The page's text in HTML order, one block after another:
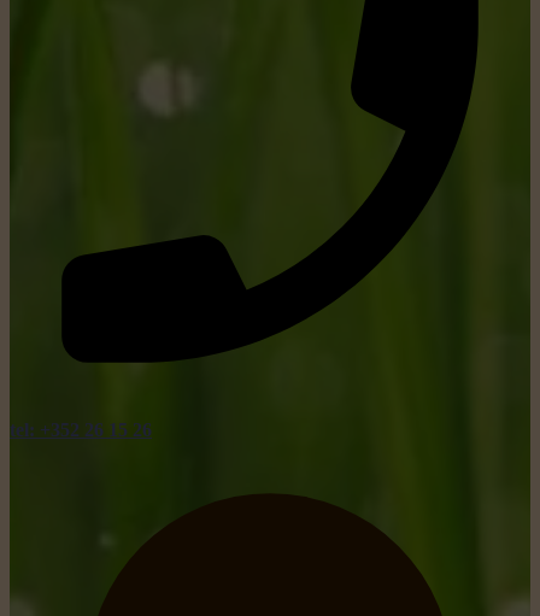
tel: +352 26 15 26